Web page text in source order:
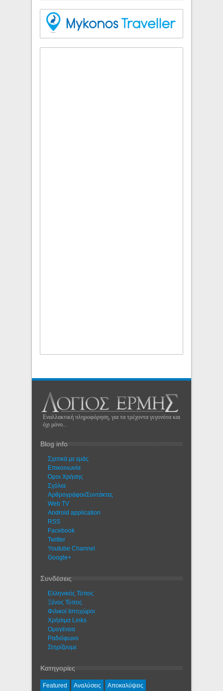
Εναλλακτική πληροφόρηση, για τα τρέχοντα γεγονότα και
όχι μόνο...
Blog info
Σχετικά με εμάς
Eπικοινωνία
Όροι Χρήσης
Σχόλια
Αρθρογράφοι/Συντάκτες
Web TV
Android application
RSS
Facebook
Twitter
Youtube Channel
Google+
Συνδέσεις
Ελληνικός Τύπος
Ξένος Τύπος
Φιλικοί Ιστοχώροι
Χρήσιμα Links
Ομογένεια
Ραδιόφωνο
Στηρίζουμε
Κατηγορίες
Featured Αναλύσεις Αποκαλύψεις